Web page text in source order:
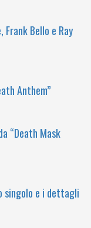
Frank Bello e Ray
Anthem”
“Death Mask
singolo e i dettagli